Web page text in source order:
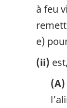
à feu
e)
(ii)
(A)